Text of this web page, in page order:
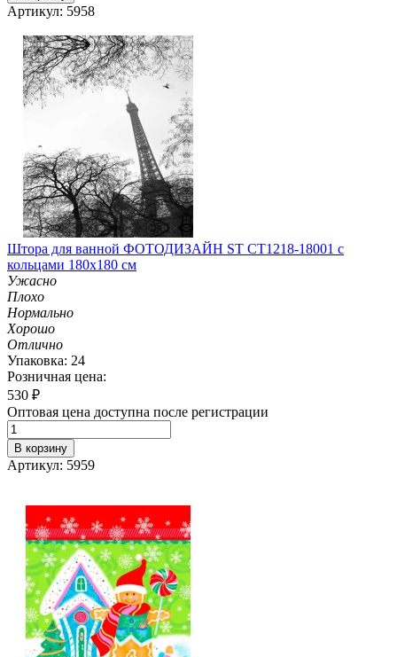
Артикул: 5958
Штора для ванной ФОТОДИЗАЙН ST CT1218-18001 с
кольцами 180х180 см
Ужасно
Плохо
Нормально
Хорошо
Отлично
Упаковка: 24
Розничная цена:
530 ₽
Оптовая цена доступна после регистрации
В корзину
Артикул: 5959